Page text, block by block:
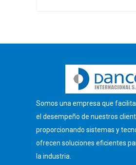
Somos una empresa que
el desempeño de nuestros
proporcionando sistemas y
ofrecen soluciones eficientes
la industria.